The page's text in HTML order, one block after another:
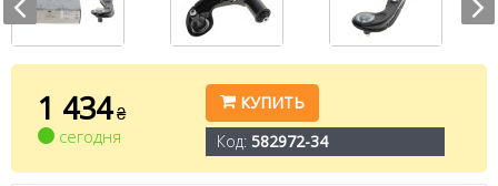
1 434 ₴
сегодня
КУПИТЬ
Код: 582972-34